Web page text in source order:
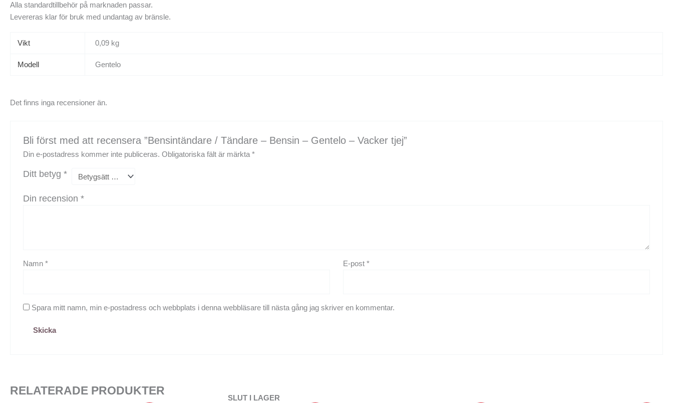
Alla standardtillbehör på marknaden passar.
Levereras klar för bruk med undantag av bränsle.
Vikt 0,09 kg
Modell Gentelo
Det finns inga recensioner än.
Bli först med att recensera ”Bensintändare / Tändare – Bensin – Gentelo – Vacker tjej”
Din e-postadress kommer inte publiceras. Obligatoriska fält är märkta*
Ditt betyg*
Din recension*
Namn* E-post *
Spara mitt namn, min e-postadress och webbplats i denna webbläsare till nästa gång jag skriver en kommentar.
RELATERADE PRODUKTER
SLUT I LAGER